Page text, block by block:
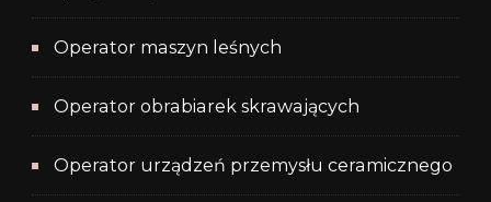
Operator maszyn leśnych
Operator obrabiarek skrawających
Operator urządzeń przemysłu ceramicznego